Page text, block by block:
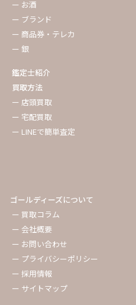
ー お酒
ー ブランド
ー 商品券・テレカ
ー 銀
鑑定士紹介
買取方法
ー 店頭買取
ー 宅配買取
ー LINEで簡単査定
ゴールディーズについて
ー 買取コラム
ー 会社概要
ー お問い合わせ
ー プライバシーポリシー
ー 採用情報
ー サイトマップ